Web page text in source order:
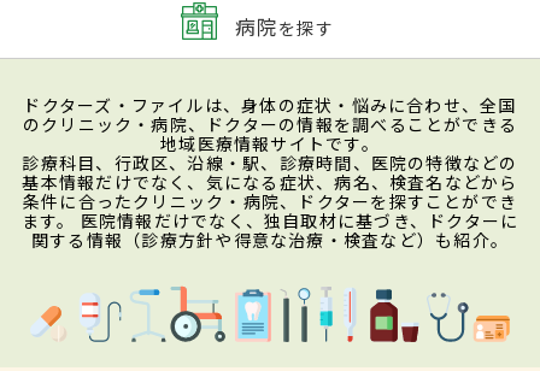
病院を探す
ドクターズ・ファイルは、身体の症状・悩みに合わせ、全国
のクリニック・病院、ドクターの情報を調べることができる
地域医療情報サイトです。
診療科目、行政区、沿線・駅、診療時間、医院の特徴などの
基本情報だけでなく、気になる症状、病名、検査名などから
条件に合ったクリニック・病院、ドクターを探すことができ
ます。 医院情報だけでなく、独自取材に基づき、ドクターに
関する情報（診療方針や得意な治療・検査など）も紹介。